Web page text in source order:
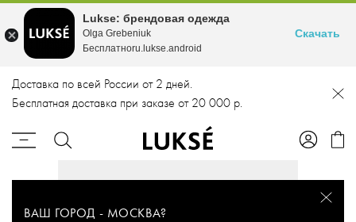
Доставка по всей России от 2 дней.
Бесплатная доставка при заказе от 20 000 р.
ВАШ ГОРОД - МОСКВА?
Lukse: брендовая одежда
Olga Grebeniuk
Бесплатноru.lukse.android
Скачать